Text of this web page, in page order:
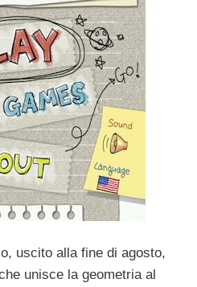
uscito alla fine di agosto,
unisce la geometria al